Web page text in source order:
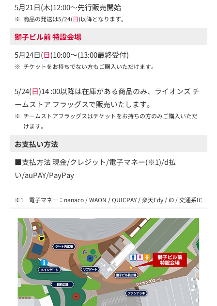
5月21日(木)12:00～先行販売開始
※ 商品の発送は5/24(日)以降となります。
獅子ビル前 特設会場
5月24日(日)10:00～(13:00最終受付)
※ チケットをお持ちでない方もご購入いただけます。
5/24(日)14 :00以降は在庫がある商品のみ、ライオンズ チ
ームストア フラッグスで販売いたします。
※ チームストアフラッグスはチケットをお持ちの方のみご購入いただ
けます。
お支払い方法
■支払方法 現金/クレジット/電子マネー(※1)/d払
い/auPAY/PayPay
※1 電子マネー：nanaco / WAON / QUICPAY / 楽天Edy / iD / 交通系IC